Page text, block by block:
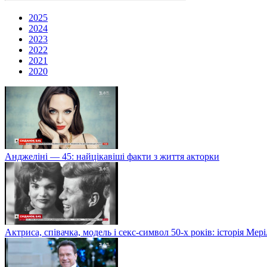
2025
2024
2023
2022
2021
2020
Анджеліні — 45: найцікавіші факти з життя акторки
Актриса, співачка, модель і секс-символ 50-х років: історія